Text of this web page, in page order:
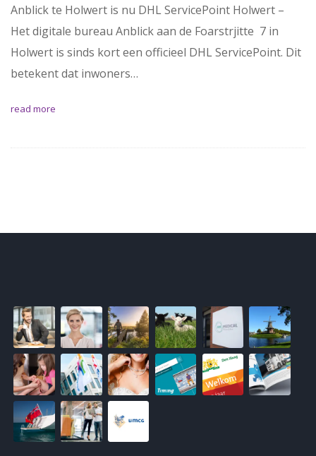
Anblick te Holwert is nu DHL ServicePoint Holwert –
Het digitale bureau Anblick aan de Foarstrjitte 7 in
Holwert is sinds kort een officieel DHL ServicePoint. Dit
betekent dat inwoners…
read more